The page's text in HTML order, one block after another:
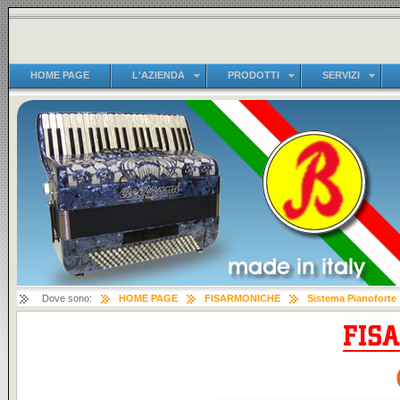
HOME PAGE L'AZIENDA PRODOTTI SERVIZI
Dove sono: HOME PAGE FISARMONICHE Sistema Pianoforte